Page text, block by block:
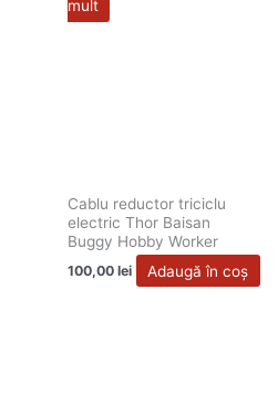
mult
Cablu reductor triciclu
electric Thor Baisan
Buggy Hobby Worker
100,00lei Adaugă în coș